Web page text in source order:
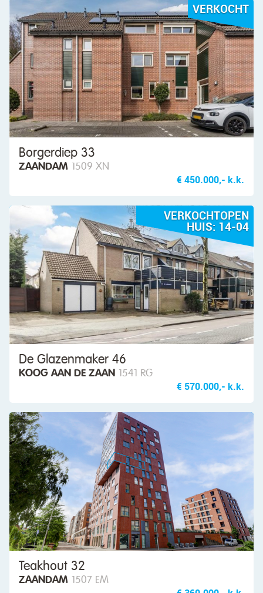
VERKOCHT
Borgerdiep 33
ZAANDAM 1509 XN
€ 450.000,- k.k.
VERKOCHTOPEN
HUIS: 14-04
De Glazenmaker 46
KOOG AAN DE ZAAN 1541 RG
€ 570.000,- k.k.
Teakhout 32
ZAANDAM 1507 EM